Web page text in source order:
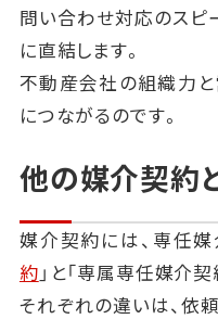
問い合わせ対応のスピ
に直結します。
不動産会社の組織力
につながるのです。
他の媒介契約
媒介契約には、専任
約 」と「専属専任媒介契
それぞれの違いは、依